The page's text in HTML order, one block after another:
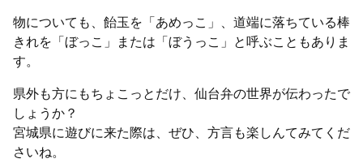
物についても、飴玉を「あめっこ」、道端に落ちている棒
きれを「ぼっこ」または「ぼうっこ」と呼ぶこともありま
す。
県外も方にもちょこっとだけ、仙台弁の世界が伝わったで
しょうか？
宮城県に遊びに来た際は、ぜひ、方言も楽しんてみてくだ
さいね。